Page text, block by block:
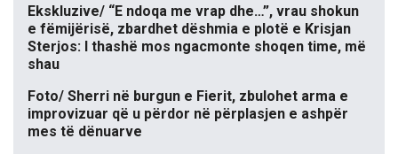
Ekskluzive/ “E ndoqa me vrap dhe…”, vrau shokun
e fëmijërisë, zbardhet dëshmia e plotë e Krisjan
Sterjos: I thashë mos ngacmonte shoqen time, më
shau
Foto/ Sherri në burgun e Fierit, zbulohet arma e
improvizuar që u përdor në përplasjen e ashpër
mes të dënuarve